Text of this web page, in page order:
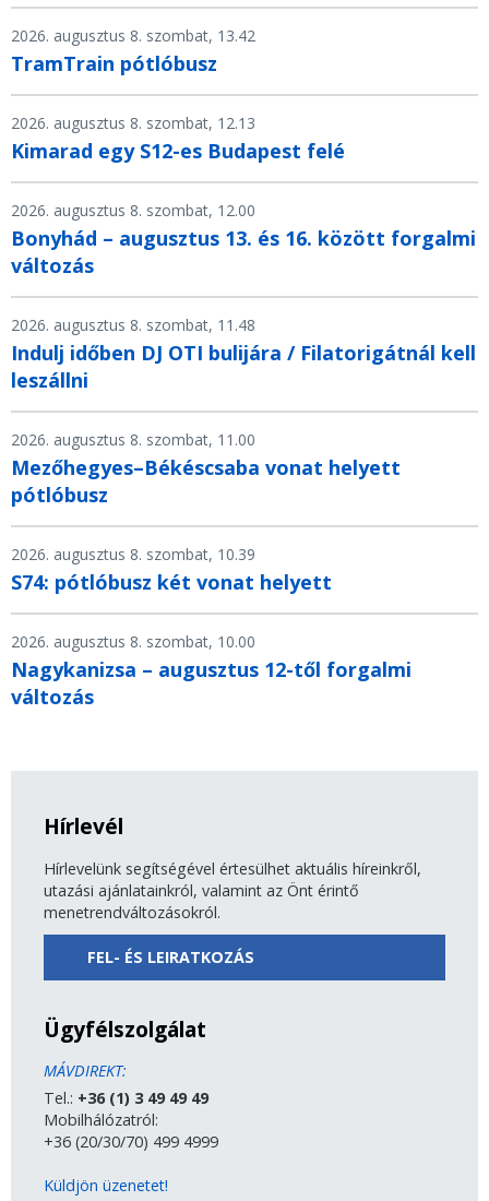
2026. augusztus 8. szombat, 13.42
TramTrain pótlóbusz
2026. augusztus 8. szombat, 12.13
Kimarad egy S12-es Budapest felé
2026. augusztus 8. szombat, 12.00
Bonyhád – augusztus 13. és 16. között forgalmi
változás
2026. augusztus 8. szombat, 11.48
Indulj időben DJ OTI bulijára / Filatorigátnál kell
leszállni
2026. augusztus 8. szombat, 11.00
Mezőhegyes–Békéscsaba vonat helyett
pótlóbusz
2026. augusztus 8. szombat, 10.39
S74: pótlóbusz két vonat helyett
2026. augusztus 8. szombat, 10.00
Nagykanizsa – augusztus 12-től forgalmi
változás
Hírlevél
Hírlevelünk segítségével értesülhet aktuális híreinkről,
utazási ajánlatainkról, valamint az Önt érintő
menetrendváltozásokról.
FEL- ÉS LEIRATKOZÁS
Ügyfélszolgálat
MÁVDIREKT:
Tel.: +36 (1) 3 49 49 49
Mobilhálózatról:
+36 (20/30/70) 499 4999
Küldjön üzenetet!